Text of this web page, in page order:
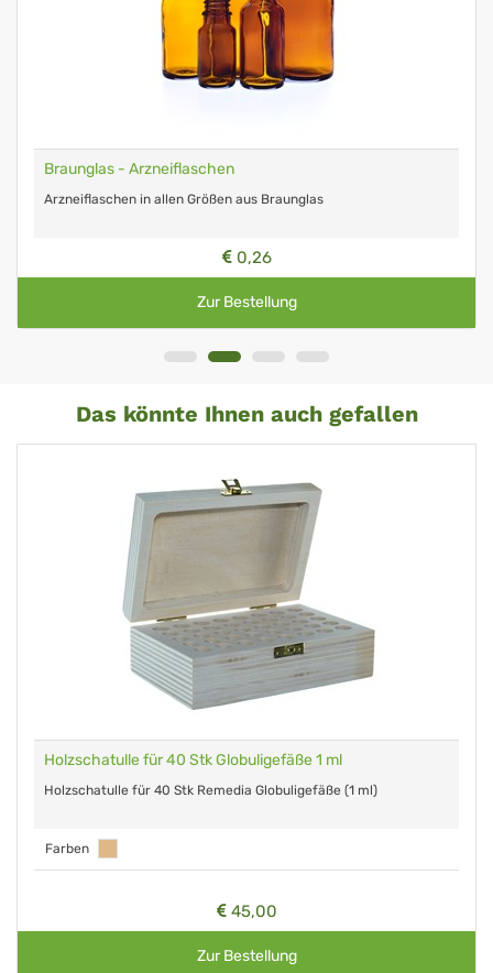
Braunglas - Arzneiflaschen
Arzneiflaschen in allen Größen aus Braunglas
0,26
Zur Bestellung
Das könnte Ihnen auch gefallen
Holzschatulle für 40 Stk Globuligefäße 1 ml
Holzschatulle für 40 Stk Remedia Globuligefäße (1 ml)
Farben
45,00
Zur Bestellung